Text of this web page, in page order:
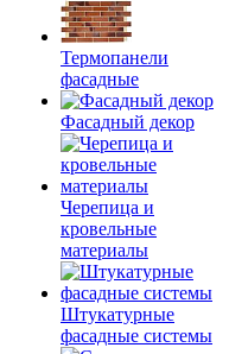
Термопанели
фасадные
Фасадный декор
Черепица и
кровельные
материалы
Штукатурные
фасадные системы